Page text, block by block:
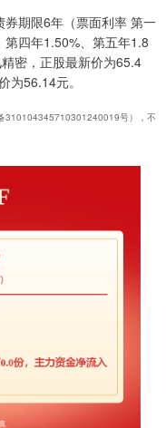
券期限6年（票面利率 第一
四年1.50%、第五年1.8
密，正股最新价为65.4
为56.14元。
310104345710301240019号），不